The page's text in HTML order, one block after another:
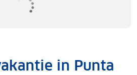
in Punta